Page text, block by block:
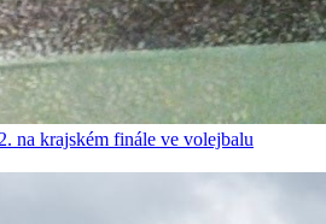
na krajském finále ve volejbalu